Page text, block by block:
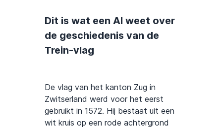
Dit is wat een AI weet over
de geschiedenis van de
Trein-vlag
De vlag van het kanton Zug in
Zwitserland werd voor het eerst
gebruikt in 1572. Hij bestaat uit een
wit kruis op een rode achtergrond